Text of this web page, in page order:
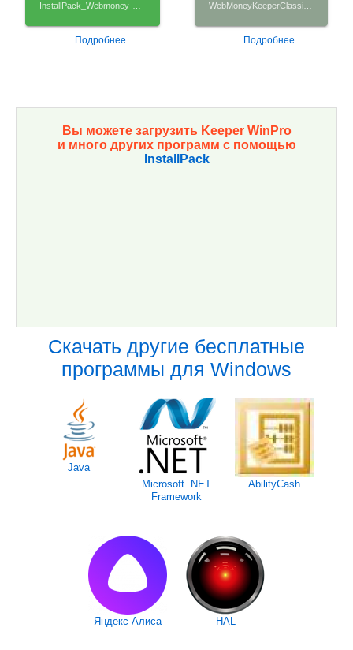
InstallPack_Webmoney-Keeper-Classic.exe
Подробнее
WebMoneyKeeperClassic_Rus_Setup.msi
Подробнее
Вы можете загрузить Keeper WinPro
и много других программ с помощью
InstallPack
Скачать другие бесплатные
программы для Windows
Java
Microsoft .NET
Framework
AbilityCash
Яндекс Алиса HAL